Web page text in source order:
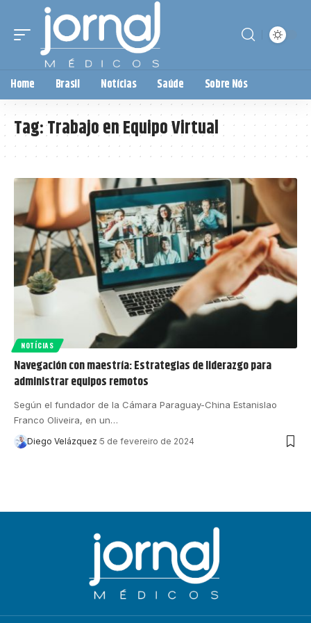
Home Brasil Notícias Saúde Sobre Nós
Tag:Trabajo en Equipo Virtual
NOTÍCIAS
Navegación con maestría: Estrategias de liderazgo para
administrar equipos remotos
Según el fundador de la Cámara Paraguay-China Estanislao
Franco Oliveira, en un…
Diego Velázquez 5 de fevereiro de 2024